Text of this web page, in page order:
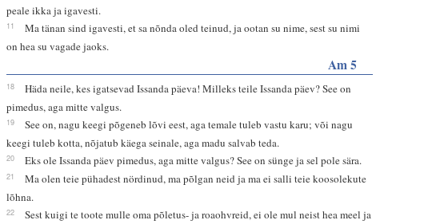
peale ikka ja igavesti.
11
Ma tänan sind igavesti, et sa nõnda oled teinud, ja ootan su nime, sest su nimi
on hea su vagade jaoks.
Am 5
18
Häda neile, kes igatsevad Issanda päeva! Milleks teile Issanda päev? See on
pimedus, aga mitte valgus.
19
See on, nagu keegi põgeneb lõvi eest, aga temale tuleb vastu karu; või nagu
keegi tuleb kotta, nõjatub käega seinale, aga madu salvab teda.
20 Eks ole Issanda päev pimedus, aga mitte valgus? See on sünge ja sel pole sära.
21
Ma olen teie pühadest nördinud, ma põlgan neid ja ma ei salli teie koosolekute
lõhna.
22
Sest kuigi te toote mulle oma põletus- ja roaohvreid, ei ole mul neist hea meel ja